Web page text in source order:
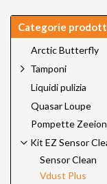
Categorie
Arctic Butterfly
Tamponi
Liquidi pulizia
Quasar Loupe
Pompette Zeeion
Kit EZ Sensor
Sensor Clean
Vdust Plus